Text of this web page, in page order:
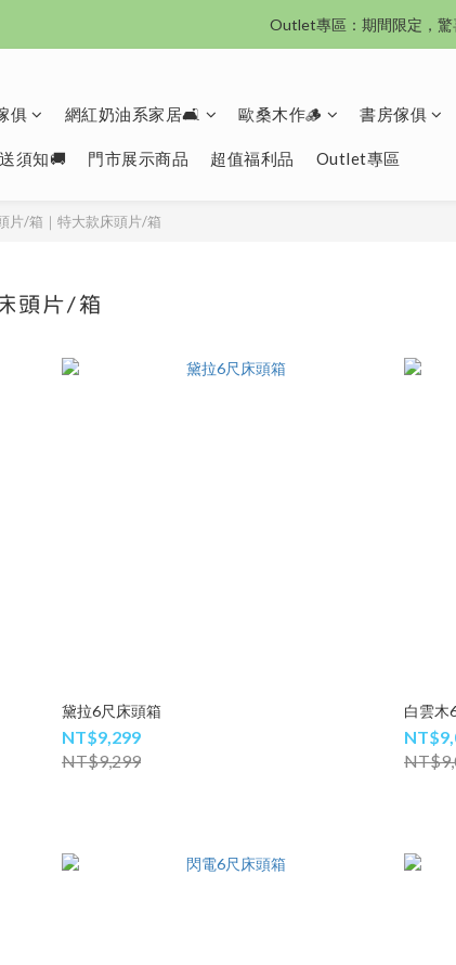
沙發新登場｜想躺就躺，頭等艙
Outlet專區：期間限定，驚
俱 網紅奶油系家居🛋️ 歐桑木作🪵 書房傢俱
須知🚚 門市展示商品 超值福利品 Outlet專區
片/箱｜特大款床頭片/箱
頭片/箱
黛拉6尺床頭箱
NT$9,299
NT$9,299
白雲木